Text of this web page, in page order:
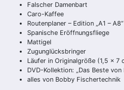
Falscher Damenbart
Caro-Kaffee
Routenplaner – Edition „A1 –
Spanische Eröffnungsfliege
Mattigel
Zugunglücksbringer
Läufer in Originalgröße (1,5 x 7
DVD-Kollektion: „Das Beste
alles von Bobby Fischertechnik